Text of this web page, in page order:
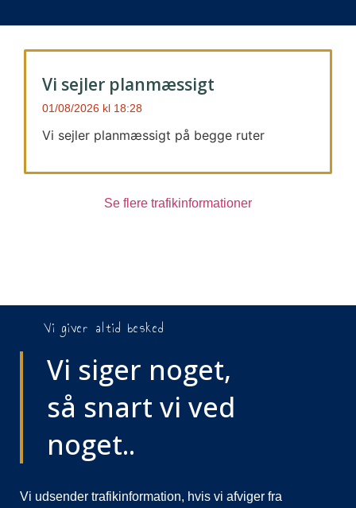
Vi sejler planmæssigt
01/08/2026 18:28
Vi sejler planmæssigt på begge ruter
Se flere trafikinformationer
Vi giver altid besked
Vi siger noget,
så snart vi ved
noget..
Vi udsender trafikinformation, hvis vi afviger fra